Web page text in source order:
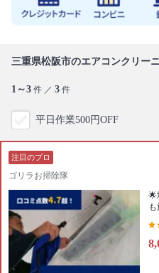
三重県松阪市のエアコンクリー
1～3 件 ／ 3 件
平日作業500円OFF
注目のプロ
ゴリラお掃除隊
🌟